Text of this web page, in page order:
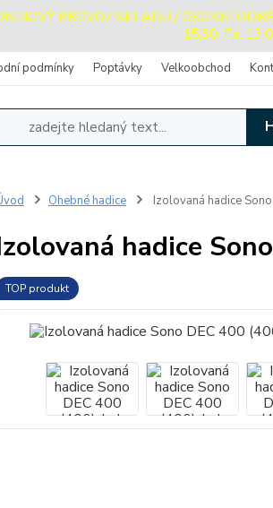
PROVOZ SKLADU / OSOBNÍ
15:30, Pá:
podmínky Poptávky Velkoobchod
Ohebné hadice Izolovaná hadice
hadice
TOP produkt